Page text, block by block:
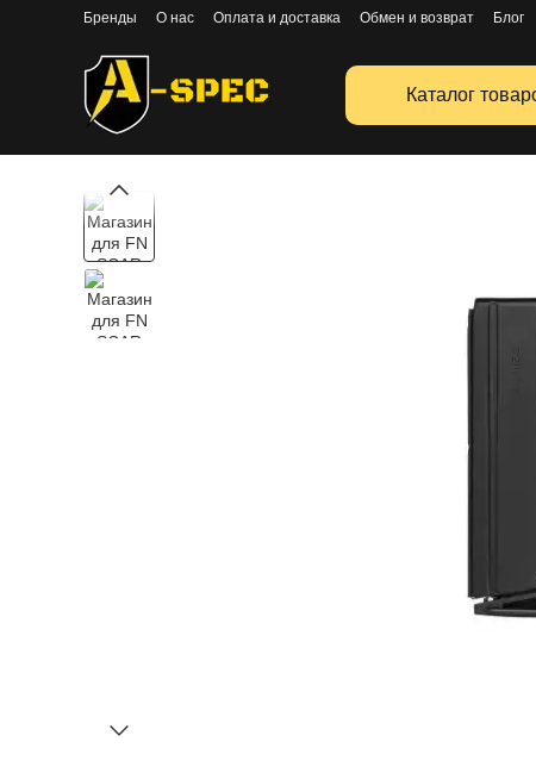
Перейти к основному контенту
Бренды О нас Оплата и доставка Обмен и возврат Блог
Каталог